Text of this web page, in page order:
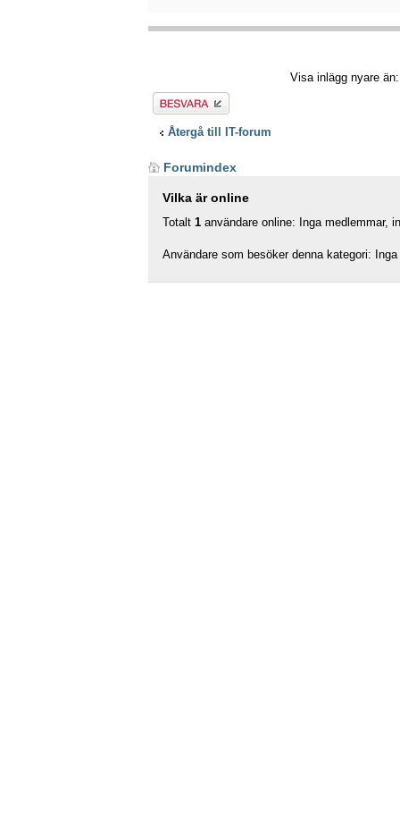
Visa inlägg nyare
Besvara
Återgå till IT-forum
Forumindex
Vilka är online
Totalt 1 användare online: Inga medlemmar,
Användare som besöker denna kategori: